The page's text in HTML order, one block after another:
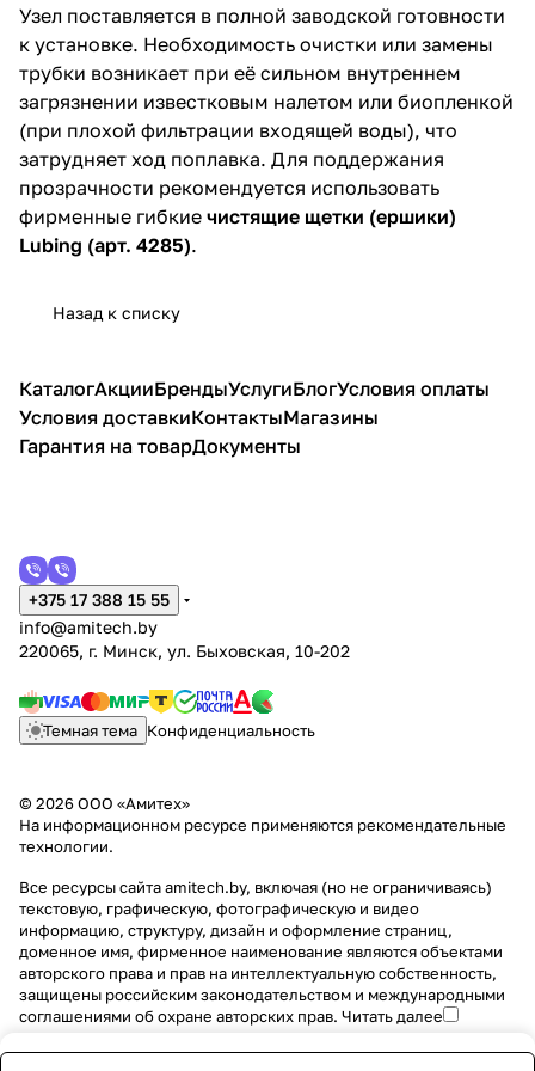
Узел поставляется в полной заводской готовности
к установке. Необходимость очистки или замены
трубки возникает при её сильном внутреннем
загрязнении известковым налетом или биопленкой
(при плохой фильтрации входящей воды), что
затрудняет ход поплавка. Для поддержания
прозрачности рекомендуется использовать
фирменные гибкие чистящие щетки (ершики)
Lubing (арт. 4285).
Назад к списку
КаталогАкцииБрендыУслугиБлогУсловия оплаты
Условия доставкиКонтактыМагазины
Гарантия на товарДокументы
+375 17 388 15 55
info@amitech.by
220065, г. Минск, ул. Быховская, 10-202
Темная тема Конфиденциальность
© 2026 ООО «Амитех»
На информационном ресурсе применяются рекомендательные
технологии.
Все ресурсы сайта amitech.by, включая (но не ограничиваясь)
текстовую, графическую, фотографическую и видео
информацию, структуру, дизайн и оформление страниц,
доменное имя, фирменное наименование являются объектами
авторского права и прав на интеллектуальную собственность,
защищены российским законодательством и международными
соглашениями об охране авторских прав. Читать далее